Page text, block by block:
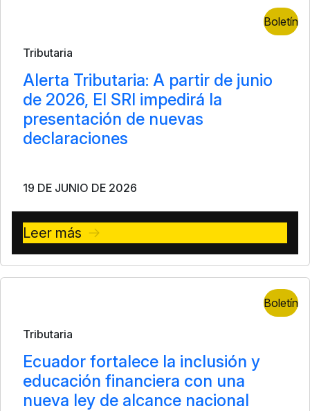
Boletín
Tributaria
Alerta Tributaria: A partir de junio
de 2026, El SRI impedirá la
presentación de nuevas
declaraciones
19 DE JUNIO DE 2026
Leer más
Boletín
Tributaria
Ecuador fortalece la inclusión y
educación financiera con una
nueva ley de alcance nacional